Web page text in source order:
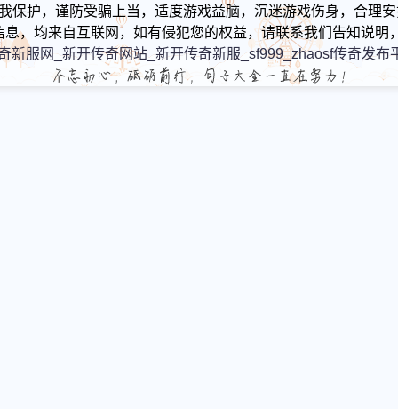
保护，谨防受骗上当，适度游戏益脑，沉迷游戏伤身，合理
，均来自互联网，如有侵犯您的权益，请联系我们告知说明
新服网_新开传奇网站_新开传奇新服_sf999_zhaosf传奇发布